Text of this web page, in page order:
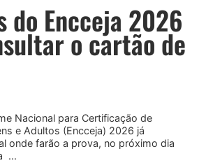
do Encceja 2026
o cartão de
Nacional para Certificação de
e Adultos (Encceja) 2026 já
onde farão a prova, no próximo dia
...